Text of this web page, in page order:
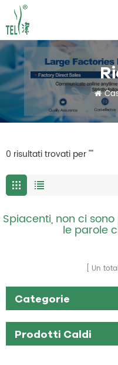
0 risultati trovati per ""
Spiacenti, non ci
le parole
Un
Categorie
Prodotti Caldi